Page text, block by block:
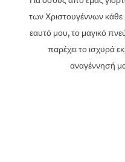
των Χριστουγέννων
εαυτό μου, το μαγικό
παρέχει το ισχυρά
αναγέννησή